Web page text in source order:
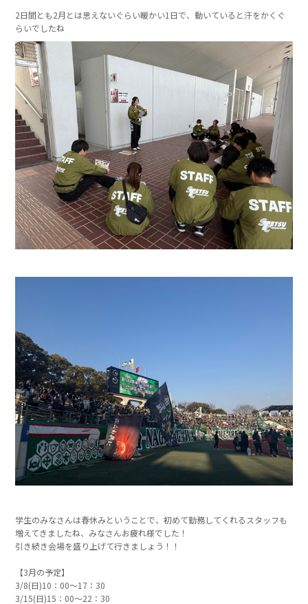
2日間とも2月とは思えないぐらい暖かい1日で、動いていると汗をかくぐ
らいでしたね
学生のみなさんは春休みということで、初めて勤務してくれるスタッフも
増えてきましたね、みなさんお疲れ様でした！
引き続き会場を盛り上げて行きましょう！！
【3月の予定】
3/8(日)10：00～17：30
3/15(日)15：00～22：30